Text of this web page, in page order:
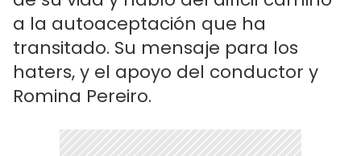
a la autoaceptación que ha
transitado. Su mensaje para los
haters, y el apoyo del conductor y
Romina Pereiro.